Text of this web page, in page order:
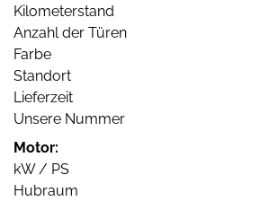
Kilometerstand
Anzahl der Türen
Farbe
Standort
Lieferzeit
Unsere Nummer
Motor:
kW / PS
Hubraum